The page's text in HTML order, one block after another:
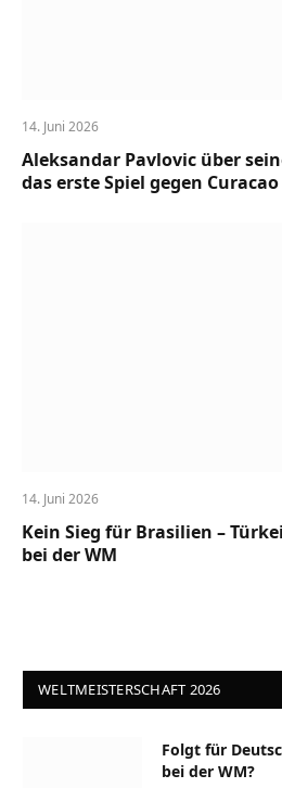
14. Juni 2026
Aleksandar Pavlovic über
das erste Spiel gegen Curacao
14. Juni 2026
Kein Sieg für Brasilien –
bei der WM
WELTMEISTERSCHAFT 2026
Folgt für
bei der WM?